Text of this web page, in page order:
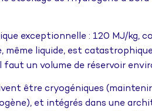
exceptionnelle : 120 MJ/
même liquide, est
faut un volume de réservoir
être cryogéniques
et intégrés dans une